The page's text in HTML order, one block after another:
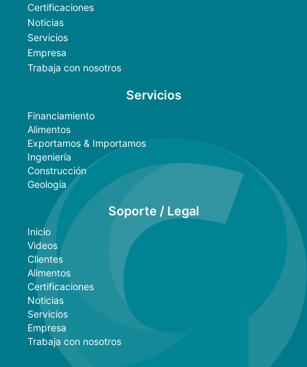
Certificaciones
Noticias
Servicios
Empresa
Trabaja con nosotros
Servicios
Financiamiento
Alimentos
Exportamos & Importamos
Ingeniería
Construcción
Geología
Soporte / Legal
Inicio
Videos
Clientes
Alimentos
Certificaciones
Noticias
Servicios
Empresa
Trabaja con nosotros